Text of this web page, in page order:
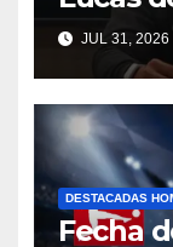
Néider
JUL 31, 2026
DESTACADAS
Fecha